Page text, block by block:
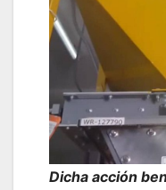
Dicha acción